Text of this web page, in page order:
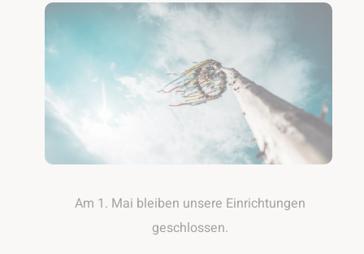
Am 1. Mai bleiben unsere Einrichtungen
geschlossen.